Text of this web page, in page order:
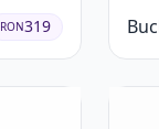
RON319